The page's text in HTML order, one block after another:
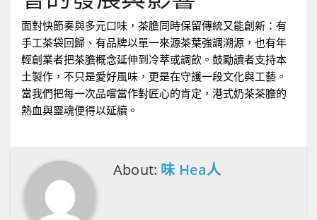
面對快節奏與多元口味，茶膽同時保留傳統又能創新：有
手工茶袋回歸、有品牌以單一來源茶葉強調溯源，也有年
輕創業者把茶膽概念延伸到冷萃或調飲。鼓勵讀者支持本
土製作，不只是愛好風味，更是在守護一段文化與工藝。
當我們把每一次品嚐當作對匠心的肯定，港式奶茶茶膽的
熱血與靈魂便得以延續。
About: 味 Hea人